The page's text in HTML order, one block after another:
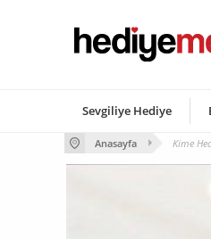
Sevgiliye Hediye
Anasayfa Kime